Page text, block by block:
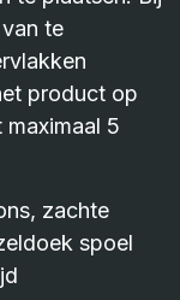
te
product op
5
zachte
spoel